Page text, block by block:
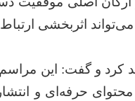
اثربخشی
کرد و گفت: این مراسم
حرفه‌ای و